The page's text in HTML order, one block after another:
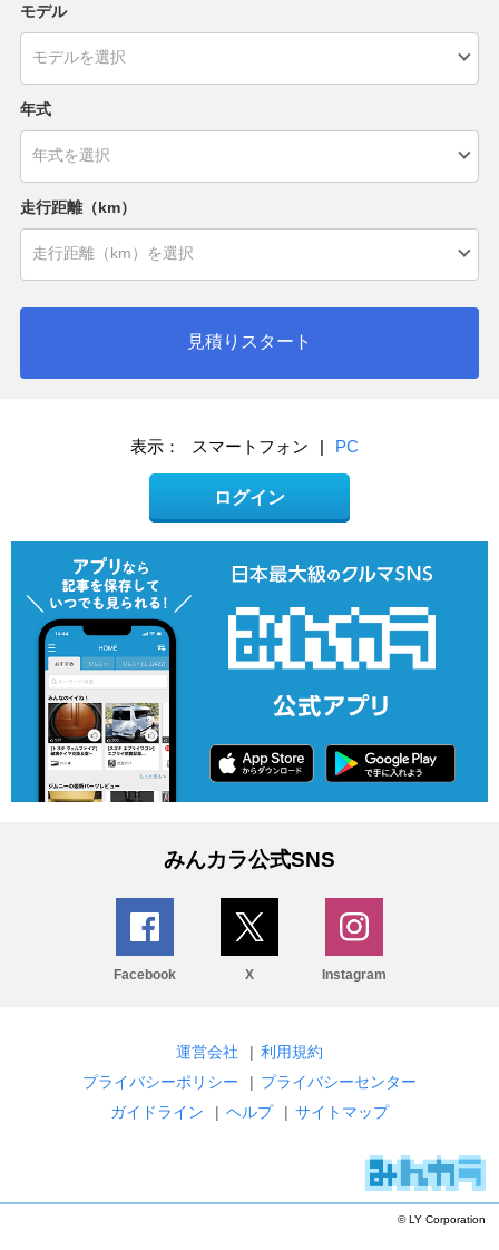
モデル
年式
走行距離（km）
見積りスタート
表示： スマートフォン | PC
ログイン
みんカラ公式SNS
Facebook X Instagram
運営会社 | 利用規約
プライバシーポリシー
| プライバシーセンター
ガイドライン
| ヘルプ | サイトマップ
© LY Corporation